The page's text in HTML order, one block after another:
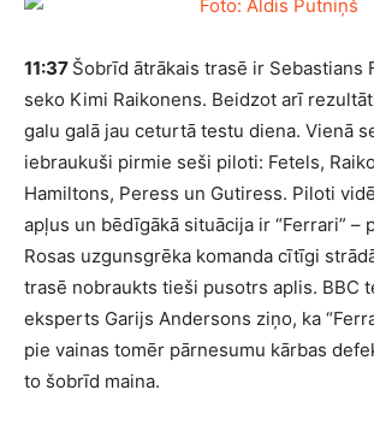
11:37 Šobrīd ātrākais trasē ir Sebastians
seko Kimi Raikonens. Beidzot arī
galu galā jau ceturtā testu diena. Vienā
iebraukuši pirmie seši piloti: Fetels,
Hamiltons, Peress un Gutiress. Piloti
apļus un bēdīgākā situācija ir “Ferrari” –
Rosas uzgunsgrēka komanda cītīgi
trasē nobraukts tieši pusotrs aplis. BBC
eksperts Garijs Andersons ziņo, ka
pie vainas tomēr pārnesumu kārbas
to šobrīd maina.